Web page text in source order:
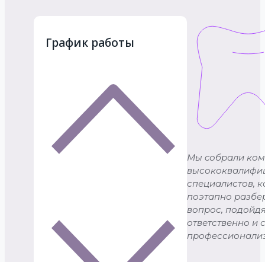
График работы
Мы cобрали
специалистов,
поэтапно
вопрос,
ответственно и с